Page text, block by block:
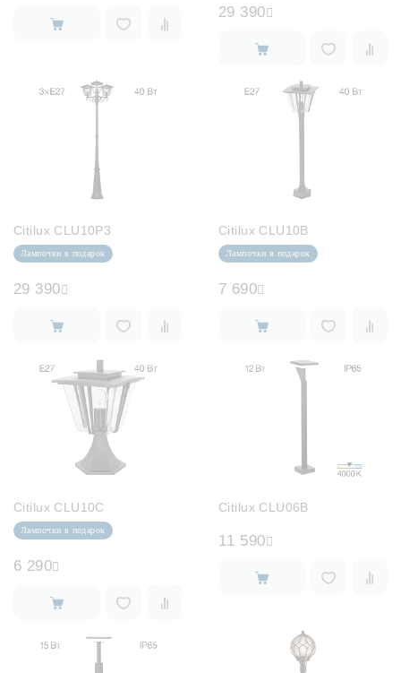
Частые вопросы
База знаний
29 390
Citilux CLU10P3
Лампочки в подарок
29 390
Citilux CLU10B
Лампочки в подарок
7 690
Citilux CLU10C
Лампочки в подарок
6 290
Citilux CLU06B
11 590